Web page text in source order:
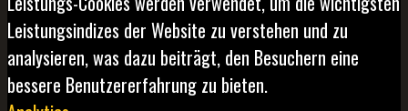
Leistungsindizes der Website zu verstehen und zu
analysieren, was dazu beiträgt, den Besuchern eine
bessere Benutzererfahrung zu bieten.